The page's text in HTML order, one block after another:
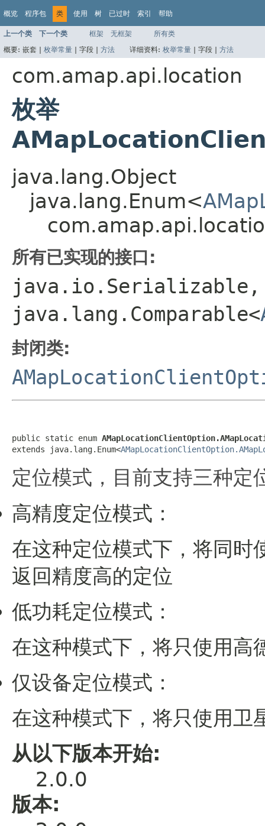
概览 程序包 类 使用 树 已过时 索引 帮助
上一个类 下一个类 框架 无框架
所有类
概要: 嵌套 | 枚举常量 | 字段 | 方法 详细资料: 枚举常量 | 字段 | 方法
com.amap.api.location
枚举
java.lang.Object
java.lang.Enum<
所有已实现的接口:
java.io.Serializable,
java.lang.Comparable<
封闭类:
public static enum
extends java.lang.Enum<
定位模式，目前支持三种定
高精度定位模式：
在这种定位模式下，将同时
返回精度高的定位
低功耗定位模式：
在这种模式下，将只使用高
仅设备定位模式：
在这种模式下，将只使用卫
从以下版本开始:
2.0.0
版本: